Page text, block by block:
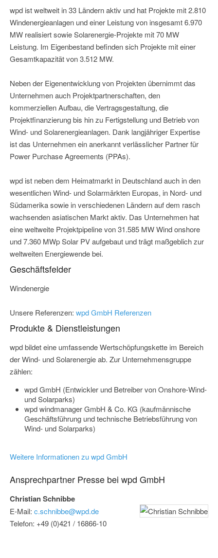
wpd ist weltweit in 33 Ländern aktiv und hat Projekte mit 2.810
Windenergieanlagen und einer Leistung von insgesamt 6.970
MW realisiert sowie Solarenergie-Projekte mit 70 MW
Leistung. Im Eigenbestand befinden sich Projekte mit einer
Gesamtkapazität von 3.512 MW.
Neben der Eigenentwicklung von Projekten übernimmt das
Unternehmen auch Projektpartnerschaften, den
kommerziellen Aufbau, die Vertragsgestaltung, die
Projektfinanzierung bis hin zu Fertigstellung und Betrieb von
Wind- und Solarenergieanlagen. Dank langjähriger Expertise
ist das Unternehmen ein anerkannt verlässlicher Partner für
Power Purchase Agreements (PPAs).
wpd ist neben dem Heimatmarkt in Deutschland auch in den
wesentlichen Wind- und Solarmärkten Europas, in Nord- und
Südamerika sowie in verschiedenen Ländern auf dem rasch
wachsenden asiatischen Markt aktiv. Das Unternehmen hat
eine weltweite Projektpipeline von 31.585 MW Wind onshore
und 7.360 MWp Solar PV aufgebaut und trägt maßgeblich zur
weltweiten Energiewende bei.
Geschäftsfelder
Windenergie
Unsere Referenzen: wpd GmbH Referenzen
Produkte & Dienstleistungen
wpd bildet eine umfassende Wertschöpfungskette im Bereich
der Wind- und Solarenergie ab. Zur Unternehmensgruppe
zählen:
wpd GmbH (Entwickler und Betreiber von Onshore-Wind-
und Solarparks)
wpd windmanager GmbH & Co. KG (kaufmännische
Geschäftsführung und technische Betriebsführung von
Wind- und Solarparks)
Weitere Informationen zu wpd GmbH
Ansprechpartner Presse bei wpd GmbH
Christian Schnibbe
E-Mail: c.schnibbe@wpd.de
Telefon: +49 (0)421 / 16866-10